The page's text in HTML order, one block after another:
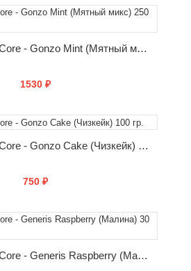
КУПИТЬ
Табак Dark Side Core - Gonzo Mint (Мятный микс) 250 гр.
1530 ₽
КУПИТЬ
Табак Dark Side Core - Gonzo Cake (Чизкейк) 100 гр.
750 ₽
КУПИТЬ
Табак Dark Side Core - Generis Raspberry (Малина) 30 гр.